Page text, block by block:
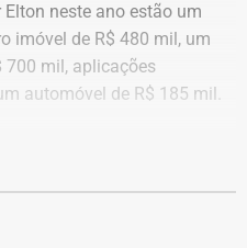
se tornarem
cita qual o principal
que as autoridades
boa. Eu fui salva graças a
neste ano estão um
imóvel de R$ 480 mil, um
700 mil, aplicações
automóvel de R$ 185 mil.